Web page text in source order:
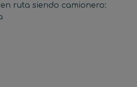
ruta siendo camionero: